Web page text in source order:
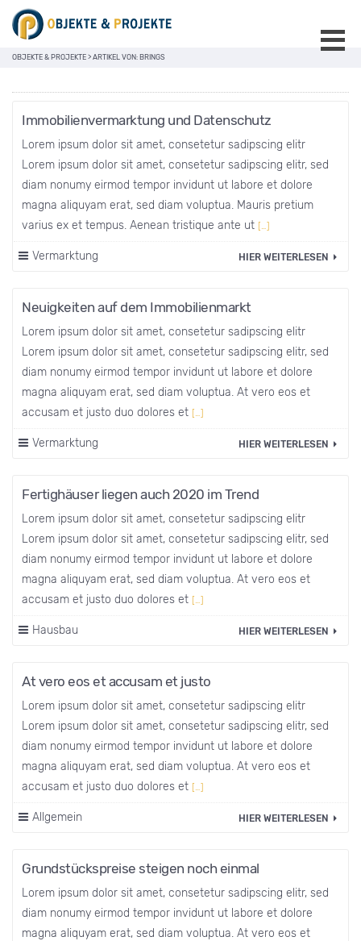
OBJEKTE & PROJEKTE > ARTIKEL VON: BRINGS
Immobilienvermarktung und Datenschutz
Lorem ipsum dolor sit amet, consetetur sadipscing elitr
Lorem ipsum dolor sit amet, consetetur sadipscing elitr, sed
diam nonumy eirmod tempor invidunt ut labore et dolore
magna aliquyam erat, sed diam voluptua. Mauris pretium
varius ex et tempus. Aenean tristique ante ut […]
Vermarktung HIER WEITERLESEN
Neuigkeiten auf dem Immobilienmarkt
Lorem ipsum dolor sit amet, consetetur sadipscing elitr
Lorem ipsum dolor sit amet, consetetur sadipscing elitr, sed
diam nonumy eirmod tempor invidunt ut labore et dolore
magna aliquyam erat, sed diam voluptua. At vero eos et
accusam et justo duo dolores et […]
Vermarktung HIER WEITERLESEN
Fertighäuser liegen auch 2020 im Trend
Lorem ipsum dolor sit amet, consetetur sadipscing elitr
Lorem ipsum dolor sit amet, consetetur sadipscing elitr, sed
diam nonumy eirmod tempor invidunt ut labore et dolore
magna aliquyam erat, sed diam voluptua. At vero eos et
accusam et justo duo dolores et […]
Hausbau HIER WEITERLESEN
At vero eos et accusam et justo
Lorem ipsum dolor sit amet, consetetur sadipscing elitr
Lorem ipsum dolor sit amet, consetetur sadipscing elitr, sed
diam nonumy eirmod tempor invidunt ut labore et dolore
magna aliquyam erat, sed diam voluptua. At vero eos et
accusam et justo duo dolores et […]
Allgemein HIER WEITERLESEN
Grundstückspreise steigen noch einmal
Lorem ipsum dolor sit amet, consetetur sadipscing elitr, sed
diam nonumy eirmod tempor invidunt ut labore et dolore
magna aliquyam erat, sed diam voluptua. At vero eos et